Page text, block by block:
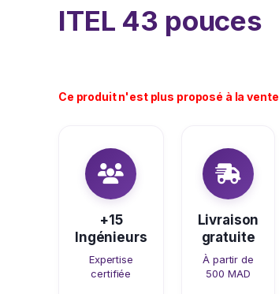
ITEL 43 pouces
Ce produit n'est plus proposé à la vente
+15
Ingénieurs
Expertise
certifiée
Livraison
gratuite
À partir de
500 MAD